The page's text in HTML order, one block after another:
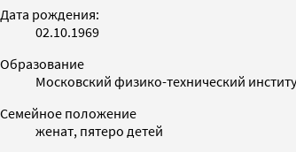
Дата рождения:
02.10.1969
Образование
Московский физико-технический
Семейное положение
женат, пятеро детей